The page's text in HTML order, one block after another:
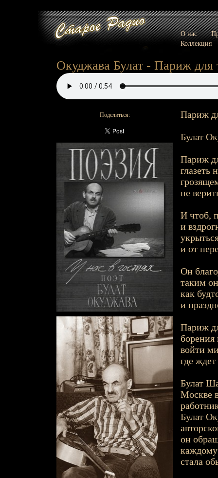
О нас
Коллекция
Окуджава Булат - Париж для
Поделиться: Париж
Булат
Париж
глазеть
не
И чтоб,
и
и от
Он
таким
как
и
Париж
борения
войти
где
Булат
Москве
Булат
он
каждому
стала